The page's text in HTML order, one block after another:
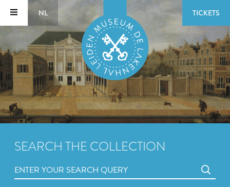
NL TICKETS
SEARCH THE COLLECTION